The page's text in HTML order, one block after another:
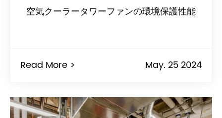
空気クーラータワーファンの環境保護性能
Read More > May. 25 2024